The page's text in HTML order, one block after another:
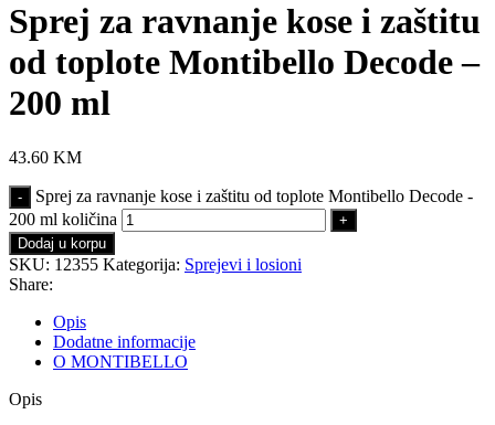
Sprej za ravnanje kose i zaštitu
od toplote Montibello Decode –
200 ml
43.60 KM
Sprej za ravnanje kose i zaštitu od toplote Montibello Decode -
200 ml količina
Dodaj u korpu
SKU: 12355 Kategorija: Sprejevi i losioni
Share:
Opis
Dodatne informacije
O MONTIBELLO
Opis